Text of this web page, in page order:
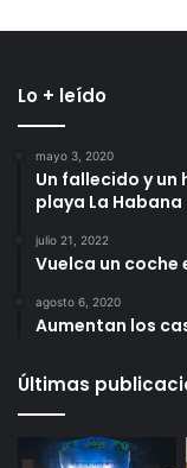
Lo + leído
mayo 3, 2020
Un fallecido y un
playa La Habana
julio 21, 2022
Vuelca un coche
agosto 6, 2020
Aumentan los
Últimas